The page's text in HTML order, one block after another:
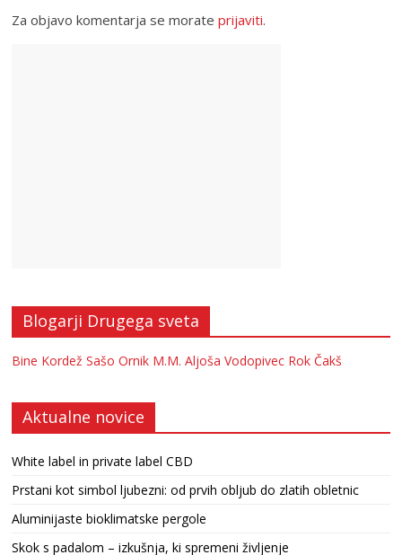
Za objavo komentarja se morateprijaviti.
Blogarji Drugega sveta
Bine Kordež Sašo Ornik M.M. Aljoša Vodopivec Rok Čakš
Aktualne novice
White label in private label CBD
Prstani kot simbol ljubezni: od prvih obljub do zlatih obletnic
Aluminijaste bioklimatske pergole
Skok s padalom – izkušnja, ki spremeni življenje